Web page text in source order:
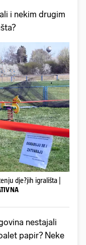
i nekim drugim
dje?jih igrališta |
nestajali
papir? Neke